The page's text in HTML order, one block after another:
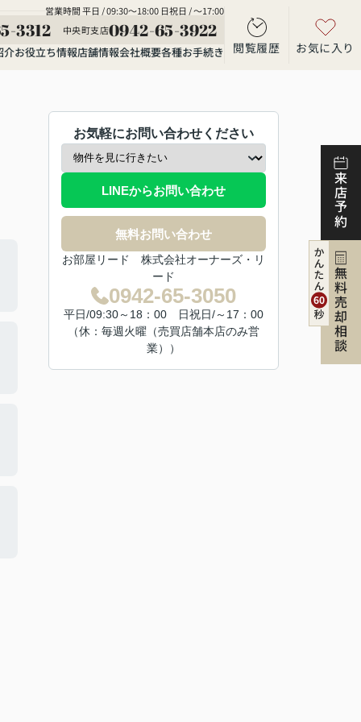
営業時間 平日 / 09:30～18:00 日祝日 / ～17:00
3312 中央町支店0942-65-3922
介お役立ち情報店舗情報会社概要各種お手続き 閲覧履歴 お気に入り
来店予約
無料売却相談
お気軽にお問い合わせください
LINEからお問い合わせ
無料お問い合わせ
お部屋リード 株式会社オーナーズ・リ
ード
0942-65-3050
平日/09:30～18：00 日祝日/～17：00
（休：毎週火曜（売買店舗本店のみ営
業））